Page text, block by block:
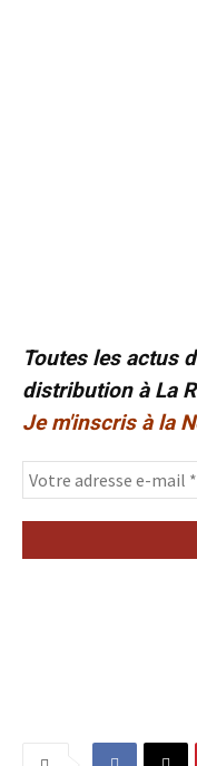
Toutes les actus
distribution à La
Je m'inscris à la